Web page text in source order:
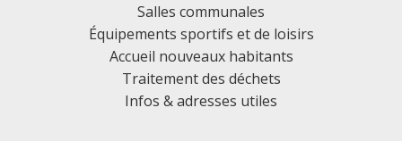
Salles communales
Équipements sportifs et de loisirs
Accueil nouveaux habitants
Traitement des déchets
Infos & adresses utiles